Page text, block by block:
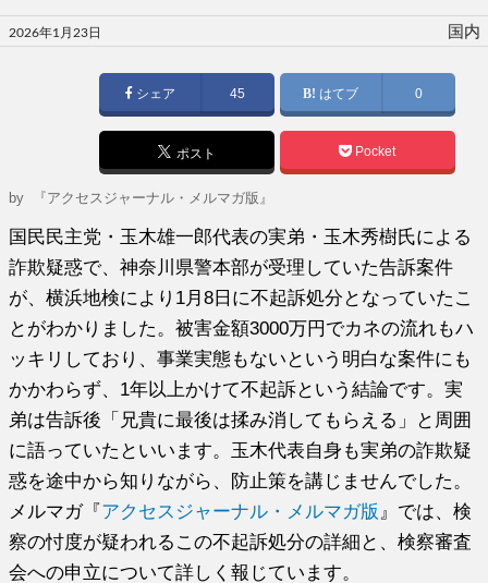
投
稿
2026年1月23日 国内
シェア 45 はてブ 0
ポスト Pocket
by 『アクセスジャーナル・メルマガ版』
国民民主党・玉木雄一郎代表の実弟・玉木秀樹氏による
詐欺疑惑で、神奈川県警本部が受理していた告訴案件
が、横浜地検により1月8日に不起訴処分となっていたこ
とがわかりました。被害金額3000万円でカネの流れもハ
ッキリしており、事業実態もないという明白な案件にも
かかわらず、1年以上かけて不起訴という結論です。実
弟は告訴後「兄貴に最後は揉み消してもらえる」と周囲
に語っていたといいます。玉木代表自身も実弟の詐欺疑
惑を途中から知りながら、防止策を講じませんでした。
メルマガ『アクセスジャーナル・メルマガ版 』では、検
察の忖度が疑われるこの不起訴処分の詳細と、検察審査
会への申立について詳しく報じています。